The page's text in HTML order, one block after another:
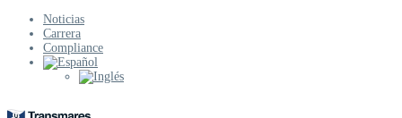
Noticias
Carrera
Compliance